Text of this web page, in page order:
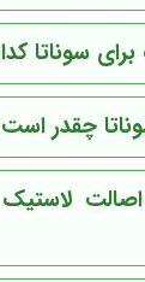
سوناتا
چقدر
لاستیک